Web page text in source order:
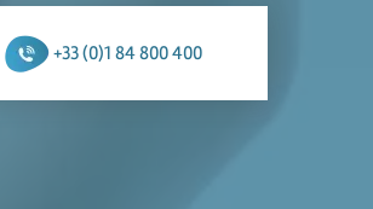
+33 (0)1 84 800 400